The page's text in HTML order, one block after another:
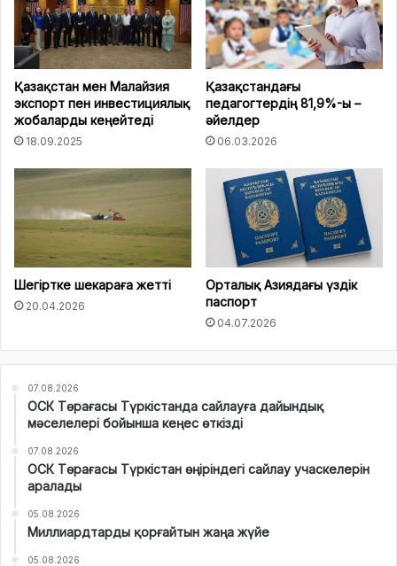
Қазақстан мен Малайзия
экспорт пен инвестициялық
жобаларды кеңейтеді
18.09.2025
Қазақстандағы
педагогтердің 81,9%-ы –
әйелдер
06.03.2026
Шегіртке шекараға жетті
20.04.2026
Орталық Азиядағы үздік
паспорт
04.07.2026
07.08.2026
ОСК Төрағасы Түркістанда сайлауға дайындық
мәселелері бойынша кеңес өткізді
07.08.2026
ОСК Төрағасы Түркістан өңіріндегі сайлау учаскелерін
аралады
05.08.2026
Миллиардтарды қорғайтын жаңа жүйе
05.08.2026